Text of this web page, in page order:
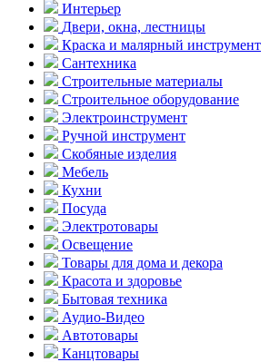
Интерьер
Двери, окна, лестницы
Краска и малярный инструмент
Сантехника
Строительные материалы
Строительное оборудование
Электроинструмент
Ручной инструмент
Скобяные изделия
Мебель
Кухни
Посуда
Электротовары
Освещение
Товары для дома и декора
Красота и здоровье
Бытовая техника
Аудио-Видео
Автотовары
Канцтовары